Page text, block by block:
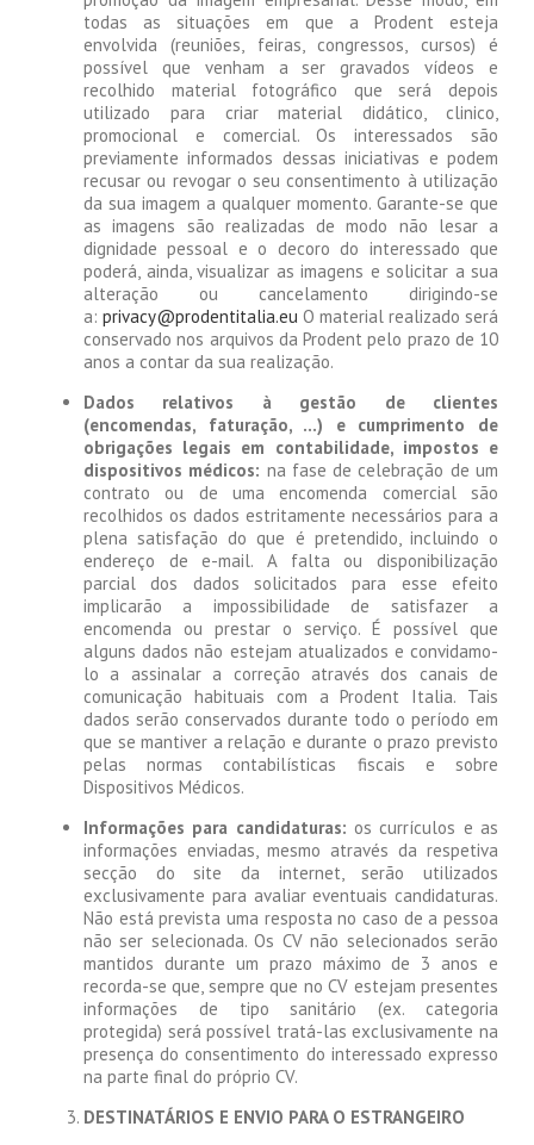
todas as situações em que a Prodent esteja
envolvida (reuniões, feiras, congressos, cursos) é
possível que venham a ser gravados vídeos e
recolhido material fotográfico que será depois
utilizado para criar material didático, clinico,
promocional e comercial. Os interessados são
previamente informados dessas iniciativas e podem
recusar ou revogar o seu consentimento à utilização
da sua imagem a qualquer momento. Garante-se que
as imagens são realizadas de modo não lesar a
dignidade pessoal e o decoro do interessado que
poderá, ainda, visualizar as imagens e solicitar a sua
alteração ou cancelamento dirigindo-se
a: privacy@prodentitalia.eu O material realizado será
conservado nos arquivos da Prodent pelo prazo de 10
anos a contar da sua realização.
Dados relativos à gestão de clientes
(encomendas, faturação, …) e cumprimento de
obrigações legais em contabilidade, impostos e
dispositivos médicos: na fase de celebração de um
contrato ou de uma encomenda comercial são
recolhidos os dados estritamente necessários para a
plena satisfação do que é pretendido, incluindo o
endereço de e-mail. A falta ou disponibilização
parcial dos dados solicitados para esse efeito
implicarão a impossibilidade de satisfazer a
encomenda ou prestar o serviço. É possível que
alguns dados não estejam atualizados e convidamo-
lo a assinalar a correção através dos canais de
comunicação habituais com a Prodent Italia. Tais
dados serão conservados durante todo o período em
que se mantiver a relação e durante o prazo previsto
pelas normas contabilísticas fiscais e sobre
Dispositivos Médicos.
Informações para candidaturas: os currículos e as
informações enviadas, mesmo através da respetiva
secção do site da internet, serão utilizados
exclusivamente para avaliar eventuais candidaturas.
Não está prevista uma resposta no caso de a pessoa
não ser selecionada. Os CV não selecionados serão
mantidos durante um prazo máximo de 3 anos e
recorda-se que, sempre que no CV estejam presentes
informações de tipo sanitário (ex. categoria
protegida) será possível tratá-las exclusivamente na
presença do consentimento do interessado expresso
na parte final do próprio CV.
DESTINATÁRIOS E ENVIO PARA O ESTRANGEIRO